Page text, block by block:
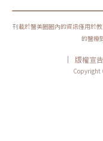
刊載於醫美圈圈內的資訊僅用於
的醫療
| 版權宣告
Copyright